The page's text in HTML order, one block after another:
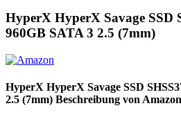
HyperX HyperX Savage SSD
960GB SATA 3 2.5 (7mm)
HyperX HyperX Savage SSD
2.5 (7mm) Beschreibung von Amazon